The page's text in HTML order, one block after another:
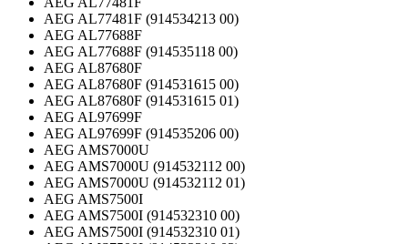
AEG AL77481F (914534213 00)
AEG AL77688F
AEG AL77688F (914535118 00)
AEG AL87680F
AEG AL87680F (914531615 00)
AEG AL87680F (914531615 01)
AEG AL97699F
AEG AL97699F (914535206 00)
AEG AMS7000U
AEG AMS7000U (914532112 00)
AEG AMS7000U (914532112 01)
AEG AMS7500I
AEG AMS7500I (914532310 00)
AEG AMS7500I (914532310 01)